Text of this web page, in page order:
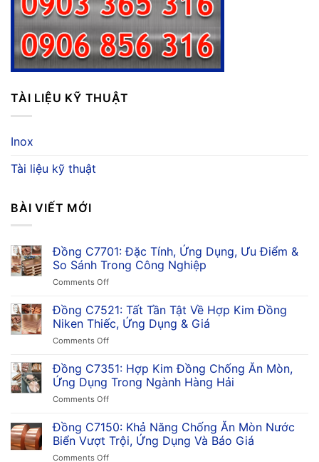
TÀI LIỆU KỸ THUẬT
Inox
Tài liệu kỹ thuật
BÀI VIẾT MỚI
Đồng C7701: Đặc Tính, Ứng Dụng, Ưu Điểm &
So Sánh Trong Công Nghiệp
Comments Offon
C7701:
Đặc
Tính,
Ứng
Ưu
Điểm
Trong
Công
Đồng C7521: Tất Tần Tật Về Hợp Kim Đồng
Niken Thiếc, Ứng Dụng & Giá
Comments Offon
C7521:
Tất
Tần
Tật
Hợp
Kim
Đồng
Đồng C7351: Hợp Kim Đồng Chống Ăn Mòn,
Ứng Dụng Trong Ngành Hàng Hải
Comments Offon
C7351:
Hợp
Kim
Đồng
Đồng C7150: Khả Năng Chống Ăn Mòn Nước
Biển Vượt Trội, Ứng Dụng Và Báo Giá
Comments Offon